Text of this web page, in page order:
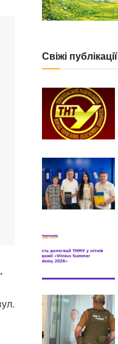
Свіжі публікації